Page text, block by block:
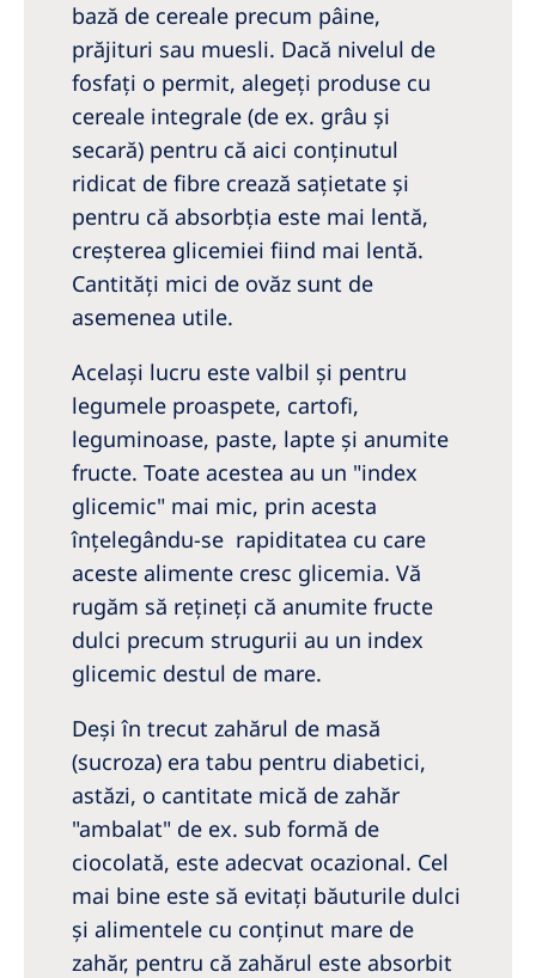
bază de cereale precum pâine,
prăjituri sau muesli. Dacă nivelul de
fosfaţi o permit, alegeţi produse cu
cereale integrale (de ex. grâu şi
secară) pentru că aici conţinutul
ridicat de fibre crează sațietate şi
pentru că absorbţia este mai lentă,
creșterea glicemiei fiind mai lentă.
Cantităţi mici de ovăz sunt de
asemenea utile.
Acelaşi lucru este valbil şi pentru
legumele proaspete, cartofi,
leguminoase, paste, lapte şi anumite
fructe. Toate acestea au un "index
glicemic" mai mic, prin acesta
înțelegându-se rapiditatea cu care
aceste alimente cresc glicemia. Vă
rugăm să reţineţi că anumite fructe
dulci precum strugurii au un index
glicemic destul de mare.
Deşi în trecut zahărul de masă
(sucroza) era tabu pentru diabetici,
astăzi, o cantitate mică de zahăr
"ambalat" de ex. sub formă de
ciocolată, este adecvat ocazional. Cel
mai bine este să evitați băuturile dulci
şi alimentele cu conţinut mare de
zahăr, pentru că zahărul este absorbit